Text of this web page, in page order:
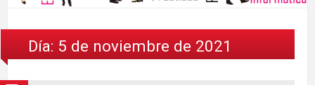
Día: 5 de noviembre de 2021